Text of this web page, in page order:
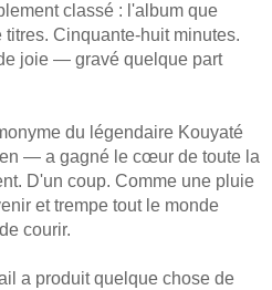
classé : l'album que
Cinquante-huit minutes.
joie — gravé quelque part
du légendaire Kouyaté
— a gagné le cœur de toute la
D'un coup. Comme une pluie
et trempe tout le monde
courir.
a produit quelque chose de